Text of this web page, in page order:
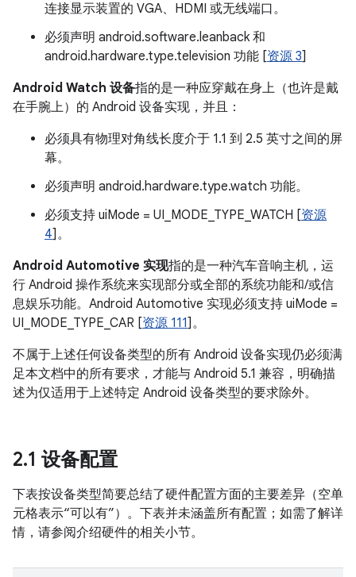
连接显示装置的 VGA、HDMI 或无线端口。
必须声明 android.software.leanback 和
android.hardware.type.television 功能 [资源 3]
Android Watch 设备指的是一种应穿戴在身上（也许是戴
在手腕上）的 Android 设备实现，并且：
必须具有物理对角线长度介于 1.1 到 2.5 英寸之间的屏
幕。
必须声明 android.hardware.type.watch 功能。
必须支持 uiMode = UI_MODE_TYPE_WATCH [资源
4]。
Android Automotive 实现指的是一种汽车音响主机，运
行 Android 操作系统来实现部分或全部的系统功能和/或信
息娱乐功能。Android Automotive 实现必须支持 uiMode =
UI_MODE_TYPE_CAR [资源 111]。
不属于上述任何设备类型的所有 Android 设备实现仍必须满
足本文档中的所有要求，才能与 Android 5.1 兼容，明确描
述为仅适用于上述特定 Android 设备类型的要求除外。
2.1 设备配置
下表按设备类型简要总结了硬件配置方面的主要差异（空单
元格表示“可以有”）。下表并未涵盖所有配置；如需了解详
情，请参阅介绍硬件的相关小节。